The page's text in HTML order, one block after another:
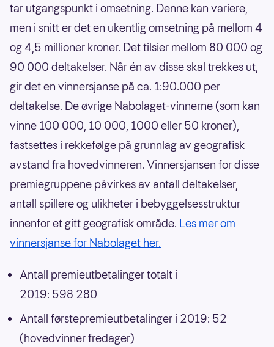
tar utgangspunkt i omsetning. Denne kan variere,
men i snitt er det en ukentlig omsetning på mellom 4
og 4,5 millioner kroner. Det tilsier mellom 80 000 og
90 000 deltakelser. Når én av disse skal trekkes ut,
gir det en vinnersjanse på ca. 1:90.000 per
deltakelse. De øvrige Nabolaget-vinnerne (som kan
vinne 100 000, 10 000, 1000 eller 50 kroner),
fastsettes i rekkefølge på grunnlag av geografisk
avstand fra hovedvinneren. Vinnersjansen for disse
premiegruppene påvirkes av antall deltakelser,
antall spillere og ulikheter i bebyggelsesstruktur
innenfor et gitt geografisk område. Les mer om
vinnersjanse for Nabolaget her.
Antall premieutbetalinger totalt i
2019: 598 280
Antall førstepremieutbetalinger i 2019: 52
(hovedvinner fredager)